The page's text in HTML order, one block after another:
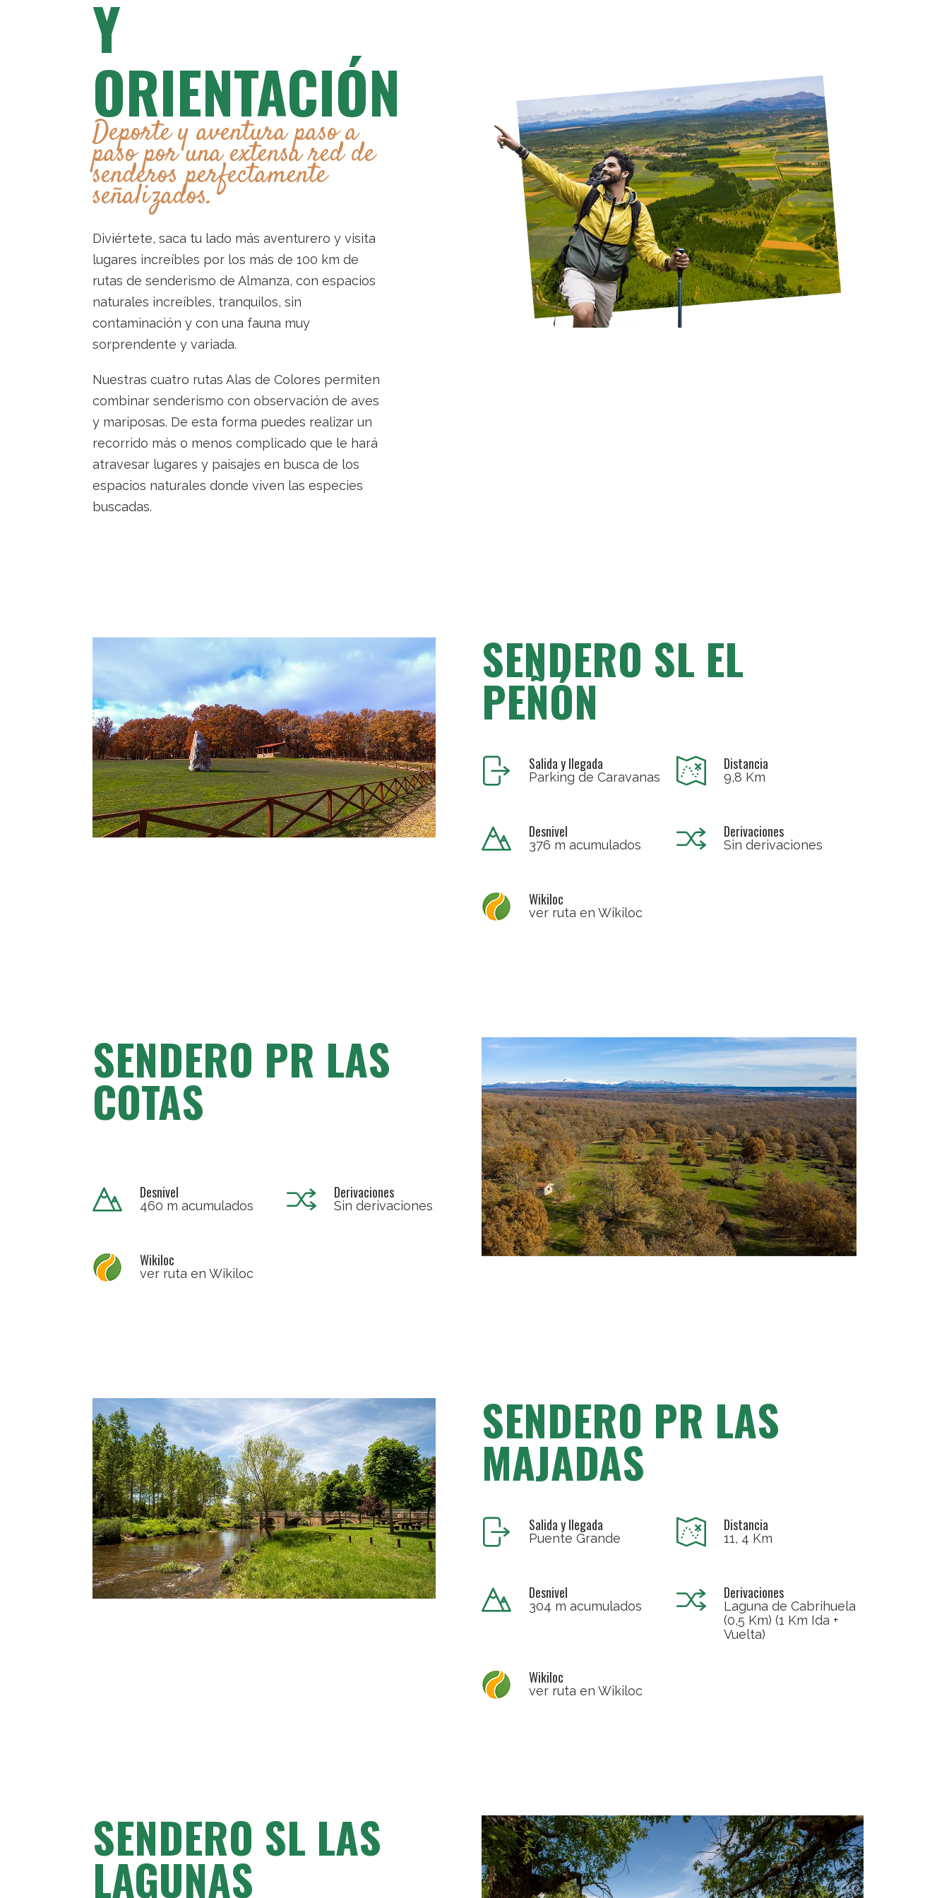
Y
ORIENTACIÓN
Deporte y aventura paso a
paso por una extensa red de
senderos perfectamente
señalizados.
Diviértete, saca tu lado más aventurero y visita
lugares increíbles por los más de 100 km de
rutas de senderismo de Almanza, con espacios
naturales increíbles, tranquilos, sin
contaminación y con una fauna muy
sorprendente y variada.
Nuestras cuatro rutas Alas de Colores permiten
combinar senderismo con observación de aves
y mariposas. De esta forma puedes realizar un
recorrido más o menos complicado que le hará
atravesar lugares y paisajes en busca de los
espacios naturales donde viven las especies
buscadas.
SENDERO SL EL
PEÑÓN
Salida y llegada
Parking de Caravanas
Distancia
9,8 Km
Desnivel
376 m acumulados
Derivaciones
Sin derivaciones
Wikiloc
ver ruta en Wikiloc
SENDERO PR LAS
COTAS
Desnivel
460 m acumulados
Derivaciones
Sin derivaciones
Wikiloc
ver ruta en Wikiloc
SENDERO PR LAS
MAJADAS
Salida y llegada
Puente Grande
Distancia
11, 4 Km
Desnivel
304 m acumulados
Derivaciones
Laguna de Cabrihuela
(0,5 Km) (1 Km Ida +
Vuelta)
Wikiloc
ver ruta en Wikiloc
SENDERO SL LAS
LAGUNAS